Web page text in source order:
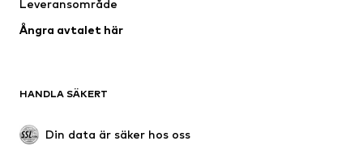
Tillfällen
Upcycling
Nytt
Boots & stövlar
Lågskor
Leveransområde
Ångra avtalet här
HANDLA SÄKERT
Din data är säker hos oss